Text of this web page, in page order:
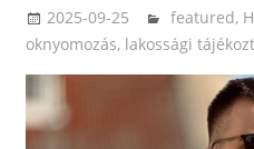
2025-09-25 langdavid
featured,
oknyomozás, lakossági